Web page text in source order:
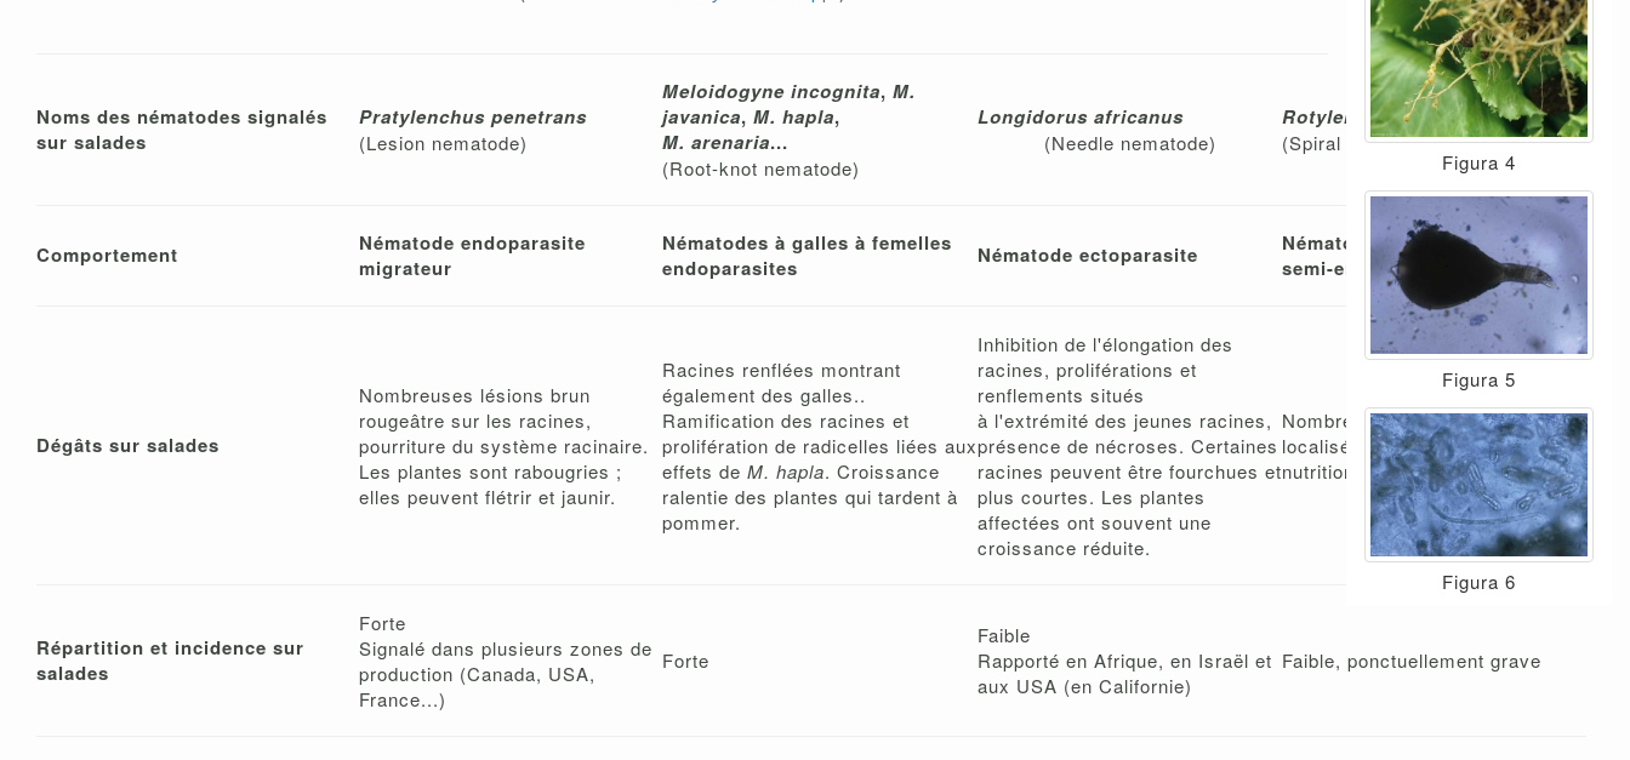
Noms des nématodes signalés
sur salades
Pratylenchus penetrans
(Lesion nematode)
Meloidogyne incognita, M.
javanica, M. hapla,
M. arenaria...
(Root-knot nematode)
Longidorus africanus
(Needle nematode)
Rotylenchus robustus
(Spiral nematode)
Comportement
Nématode endoparasite
migrateur
Nématodes à galles à femelles
endoparasites
Nématode ectoparasite
Nématode ectoparasite ou
semi-endoparasite
Dégâts sur salades
Nombreuses lésions brun
rougeâtre sur les racines,
pourriture du système racinaire.
Les plantes sont rabougries ;
elles peuvent flétrir et jaunir.
Racines renflées montrant
également des galles..
Ramification des racines et
prolifération de radicelles liées aux
effets de M. hapla. Croissance
ralentie des plantes qui tardent à
pommer.
Inhibition de l'élongation des
racines, proliférations et
renflements situés
à l'extrémité des jeunes racines,
présence de nécroses. Certaines
racines peuvent être fourchues et
plus courtes. Les plantes
affectées ont souvent une
croissance réduite.
Nombreuses nécroses racinaires
localisées au niveau des sites de
nutrition de ce nématode.
Répartition et incidence sur
salades
Forte
Signalé dans plusieurs zones de
production (Canada, USA,
France...)
Forte
Faible
Rapporté en Afrique, en Israël et
aux USA (en Californie)
Faible, ponctuellement grave
Figura 4
Figura 5
Figura 6